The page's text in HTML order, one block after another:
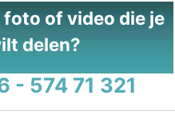
foto of video die je
delen?
- 574 71 321